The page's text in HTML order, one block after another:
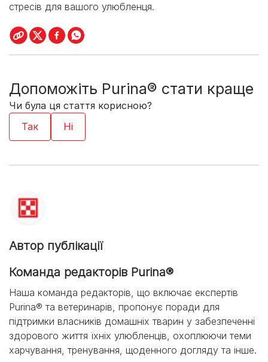
стресів для вашого улюбленця.
Допоможіть Purina® стати краще
Чи була ця стаття корисною?
Автор публікації
Команда редакторів Purina®
Наша команда редакторів, що включає експертів
Purina® та ветеринарів, пропонує поради для
підтримки власників домашніх тварин у забезпеченні
здорового життя їхніх улюбленців, охоплюючи теми
харчування, тренування, щоденного догляду та інше.